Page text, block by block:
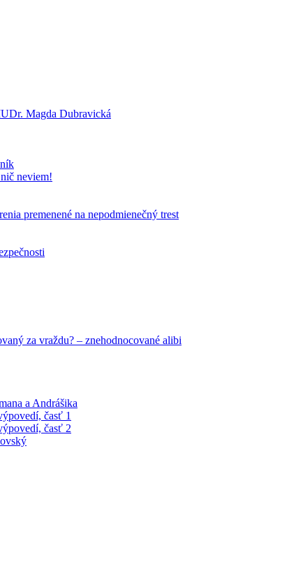
Magda Dubravická
neviem!
premenené na nepodmienečný trest
za vraždu? – znehodnocované alibi
a Andrášika
časť 1
časť 2